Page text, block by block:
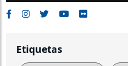
Etiquetas